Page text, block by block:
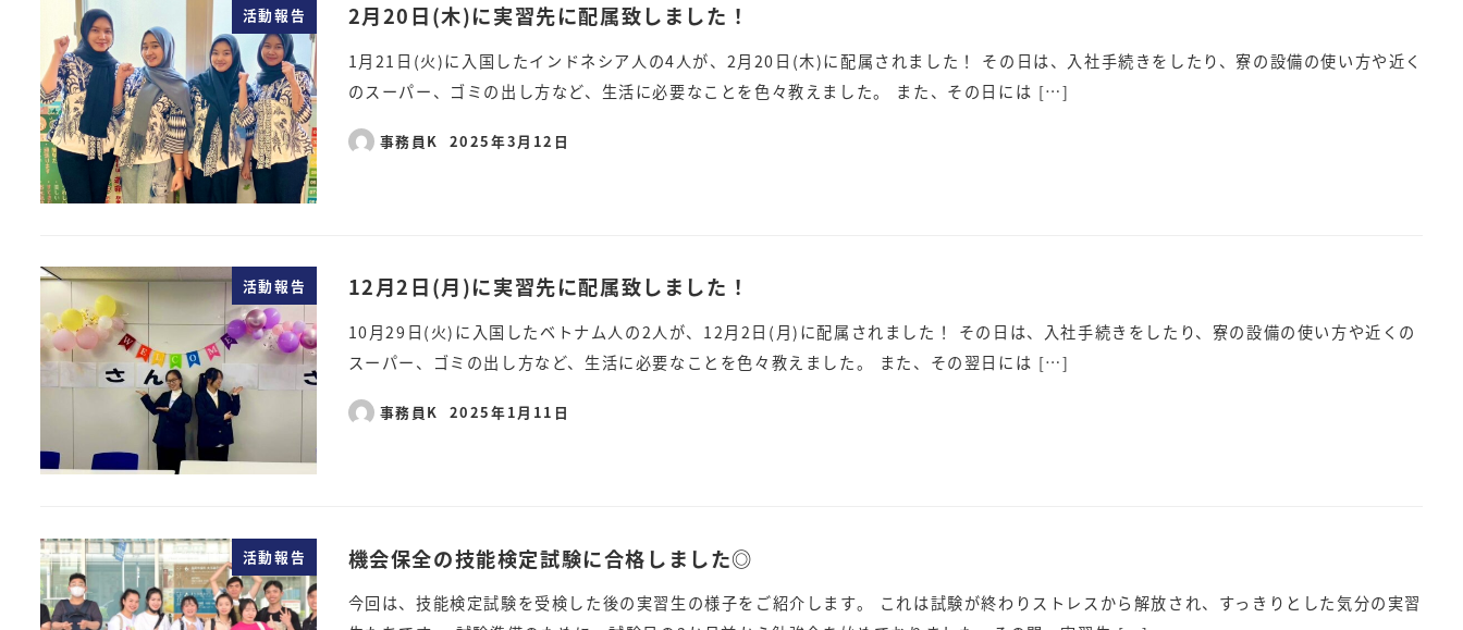
活動報告 2月20日(木)に実習先に配属致しました！
1月21日(火)に入国したインドネシア人の4人が、2月20日(木)に配属されました！ その日は、入社手続きをしたり、寮の設備の使い方や近く
のスーパー、ゴミの出し方など、生活に必要なことを色々教えました。 また、その日には […]
事務員K 2025年3月12日
活動報告 12月2日(月)に実習先に配属致しました！
10月29日(火)に入国したベトナム人の2人が、12月2日(月)に配属されました！ その日は、入社手続きをしたり、寮の設備の使い方や近くの
スーパー、ゴミの出し方など、生活に必要なことを色々教えました。 また、その翌日には […]
事務員K 2025年1月11日
活動報告 機会保全の技能検定試験に合格しました◎
今回は、技能検定試験を受検した後の実習生の様子をご紹介します。 これは試験が終わりストレスから解放され、すっきりとした気分の実習